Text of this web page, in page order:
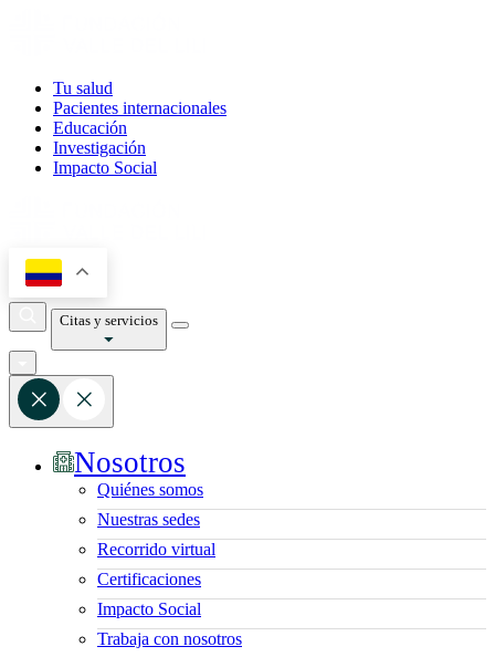
Tu salud
Pacientes internacionales
Educación
Investigación
Impacto Social
Citas y servicios
Nosotros
Quiénes somos
Nuestras sedes
Recorrido virtual
Certificaciones
Impacto Social
Trabaja con nosotros